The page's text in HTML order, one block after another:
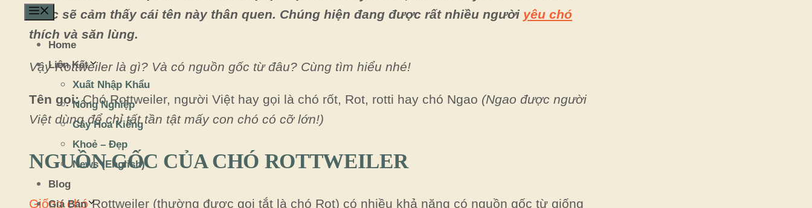
Menu
Home
Liên Kết
Xuất Nhập Khẩu
Nông Nghiệp
Cây Hoa Kiểng
Khoẻ – Đẹp
News (English)
Blog
Giá Bán
chắc sẽ cảm thấy cái tên này thân quen. Chúng hiện đang được rất nhiều người yêu chó
thích và săn lùng.
Vậy Rottweiler là gì? Và có nguồn gốc từ đâu? Cùng tìm hiểu nhé!
Tên gọi:Chó Rottweiler, người Việt hay gọi là chó rốt, Rot, rotti hay chó Ngao (Ngao được người
Việt dùng để chỉ tất tần tật mấy con chó có cỡ lớn!)
NGUỒN GỐC CỦA CHÓ ROTTWEILER
Giống chóRottweiler (thường được gọi tắt là chó Rot) có nhiều khả năng có nguồn gốc từ giống